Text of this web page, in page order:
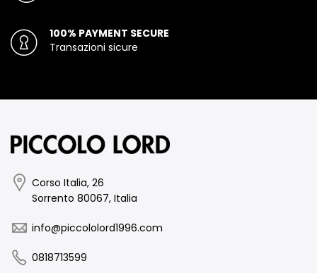
100% PAYMENT SECURE
Transazioni sicure
Corso Italia, 26
Sorrento 80067, Italia
info@piccololord1996.com
0818713599